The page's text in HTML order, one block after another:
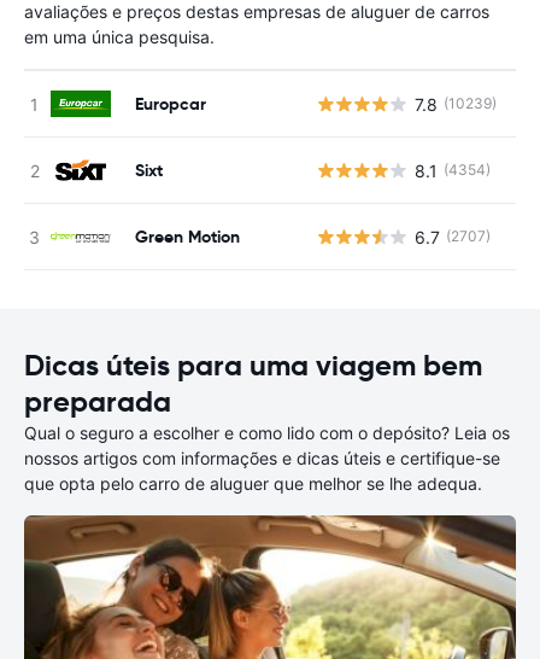
avaliações e preços destas empresas de aluguer de carros
em uma única pesquisa.
Europcar 7.8 (10239)
Sixt 8.1 (4354)
Green Motion 6.7 (2707)
Dicas úteis para uma viagem bem
preparada
Qual o seguro a escolher e como lido com o depósito? Leia os
nossos artigos com informações e dicas úteis e certifique-se
que opta pelo carro de aluguer que melhor se lhe adequa.